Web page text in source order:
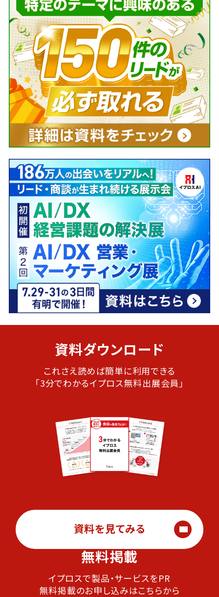
資料ダウンロード
これさえ読めば簡単に利用できる
「3分でわかるイプロス無料出展会員」
資料を見てみる
無料掲載
イプロスで製品・サービスをPR
無料掲載のお申し込みはこちらから